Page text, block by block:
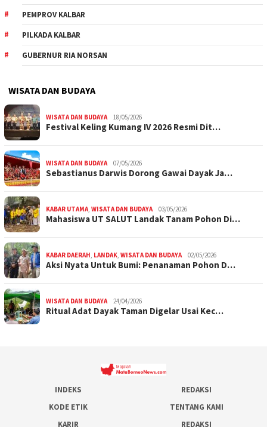
PEMPROV KALBAR
PILKADA KALBAR
GUBERNUR RIA NORSAN
WISATA DAN BUDAYA
WISATA DAN BUDAYA 18/05/2026
Festival Keling Kumang IV 2026 Resmi Dit…
WISATA DAN BUDAYA 07/05/2026
Sebastianus Darwis Dorong Gawai Dayak Ja…
KABAR UTAMA, WISATA DAN BUDAYA 03/05/2026
Mahasiswa UT SALUT Landak Tanam Pohon Di…
KABAR DAERAH, LANDAK, WISATA DAN BUDAYA 02/05/2026
Aksi Nyata Untuk Bumi: Penanaman Pohon D…
WISATA DAN BUDAYA 24/04/2026
Ritual Adat Dayak Taman Digelar Usai Kec…
INDEKS
REDAKSI
KODE ETIK
TENTANG KAMI
KARIR
REDAKSI